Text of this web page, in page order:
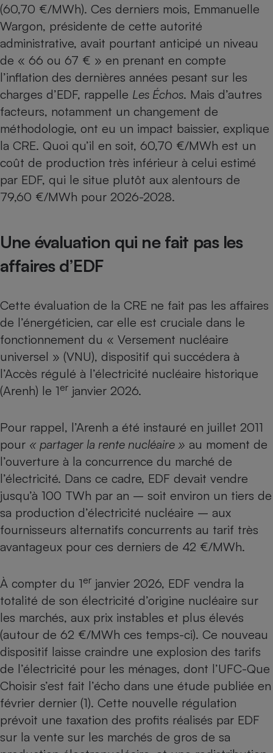
(60,70 €/MWh). Ces derniers mois, Emmanuelle
Wargon, présidente de cette autorité
administrative, avait pourtant anticipé un niveau
de « 66 ou 67 € » en prenant en compte
l’inflation des dernières années pesant sur les
charges d’EDF, rappelle Les Échos. Mais d’autres
facteurs, notamment un changement de
méthodologie, ont eu un impact baissier, explique
la CRE. Quoi qu’il en soit, 60,70 €/MWh est un
coût de production très inférieur à celui estimé
par EDF, qui le situe plutôt aux alentours de
79,60 €/MWh pour 2026-2028.
Une évaluation qui ne fait pas les
affaires d’EDF
Cette évaluation de la CRE ne fait pas les affaires
de l’énergéticien, car elle est cruciale dans le
fonctionnement du « Versement nucléaire
universel » (VNU), dispositif qui succédera à
l’Accès régulé à l’électricité nucléaire historique
(Arenh) le 1er janvier 2026.
Pour rappel, l’Arenh a été instauré en juillet 2011
pour « partager la rente nucléaire » au moment de
l’ouverture à la concurrence du marché de
l’électricité. Dans ce cadre, EDF devait vendre
jusqu’à 100 TWh par an – soit environ un tiers de
sa production d’électricité nucléaire – aux
fournisseurs alternatifs concurrents au tarif très
avantageux pour ces derniers de 42 €/MWh.
À compter du 1er janvier 2026, EDF vendra la
totalité de son électricité d’origine nucléaire sur
les marchés, aux prix instables et plus élevés
(autour de 62 €/MWh ces temps-ci). Ce nouveau
dispositif laisse craindre une explosion des tarifs
de l’électricité pour les ménages, dont l’UFC-Que
Choisir s’est fait l’écho dans une étude publiée en
février dernier (1). Cette nouvelle régulation
prévoit une taxation des profits réalisés par EDF
sur la vente sur les marchés de gros de sa
Climatiseur -
Ventilateur
Robot ménager
Antivirus
Climatiseur -
Ventilateur